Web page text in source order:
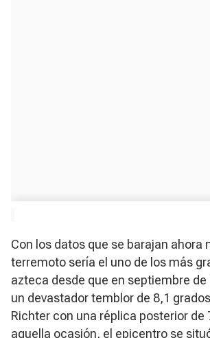
Con los datos que se barajan ahora
terremoto sería el uno de los más
azteca desde que en septiembre de
un devastador temblor de 8,1
Richter con una réplica posterior de
aquella ocasión, el epicentro se